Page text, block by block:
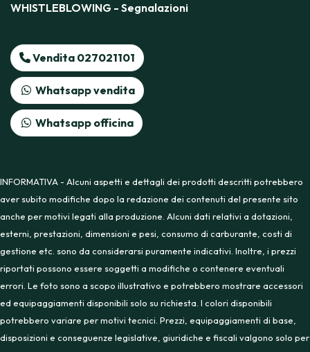
WHISTLEBLOWING - Segnalazioni
Vendita 027021101
Whatsapp vendita
Whatsapp officina
INFORMATIVA - Alcuni aspetti e dettagli dei prodotti descritti potrebbero
aver subito modifiche dopo la redazione dei contenuti del presente sito
anche per motivi legati alla produzione. Alcuni dati relativi a dotazioni,
esterni, prestazioni, dimensioni e pesi, consumo di carburante, costi di
gestione etc. sono da considerarsi puramente indicativi. Inoltre, i prezzi
riportati possono essere soggetti a modifiche o contenere eventuali
errori. Le foto sono a scopo illustrativo e potrebbero mostrare accessori
ed equipaggiamenti disponibili solo su richiesta. I colori disponibili
potrebbero variare per motivi tecnici. Prezzi, equipaggiamenti di base,
disposizioni e conseguenze legislative, giuridiche e fiscali valgono solo per